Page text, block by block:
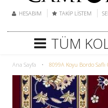
HESABIM TAKIP LISTEM
TÜM
Ana Sayfa • 8099A Koyu Bordo Saflı